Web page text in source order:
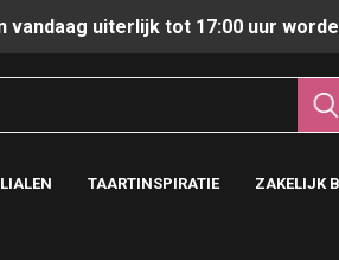
uiterlijk tot 17:00 uur
TAARTINSPIRATIE ZAKELIJK